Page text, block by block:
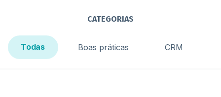
CATEGORIAS
Todas Boas práticas CRM